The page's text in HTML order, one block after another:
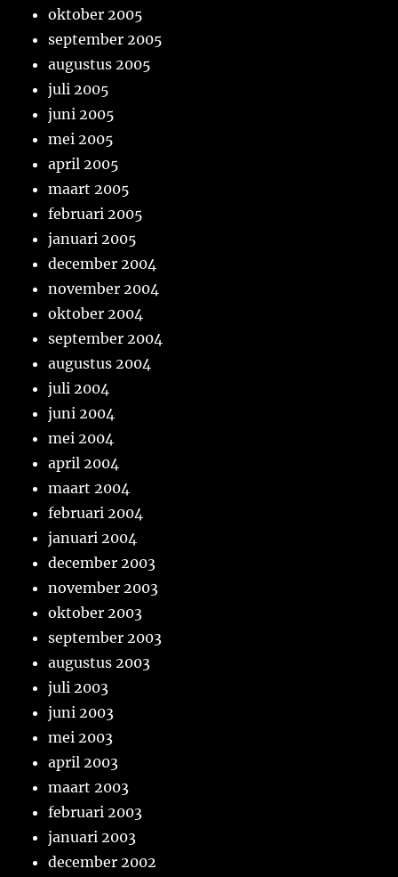
oktober 2005
september 2005
augustus 2005
juli 2005
juni 2005
mei 2005
april 2005
maart 2005
februari 2005
januari 2005
december 2004
november 2004
oktober 2004
september 2004
augustus 2004
juli 2004
juni 2004
mei 2004
april 2004
maart 2004
februari 2004
januari 2004
december 2003
november 2003
oktober 2003
september 2003
augustus 2003
juli 2003
juni 2003
mei 2003
april 2003
maart 2003
februari 2003
januari 2003
december 2002